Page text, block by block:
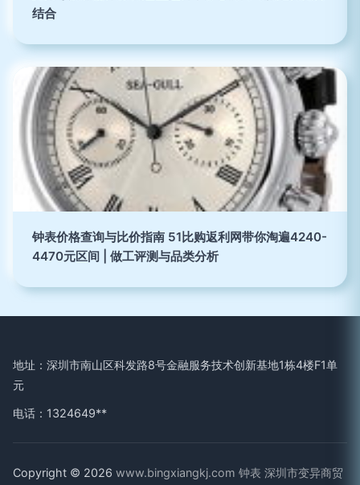
结合
钟表价格查询与比价指南 51比购返利网带你淘遍4240-
4470元区间 | 做工评测与品类分析
地址：深圳市南山区科发路8号金融服务技术创新基地1栋4楼F1单
元
电话：1324649**
Copyright © 2026 www.bingxiangkj.com 钟表 深圳市变异商贸